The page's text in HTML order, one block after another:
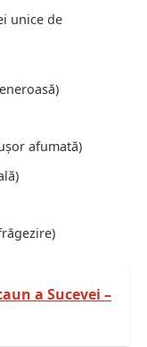
unice de
afumată)
a Sucevei –